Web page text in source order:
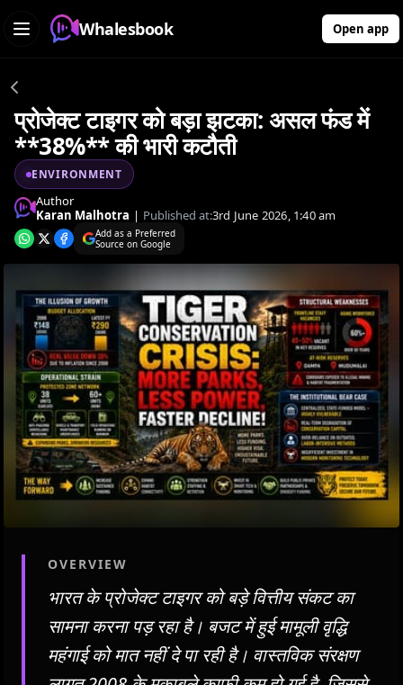
Whalesbook Open app
प्रोजेक्ट टाइगर को बड़ा झटका: असल फंड में
**38%** की भारी कटौती
ENVIRONMENT
Author
Karan Malhotra | Published at:3rd June 2026, 1:40 am
Add as a Preferred
Source on Google
OVERVIEW
भारत के प्रोजेक्ट टाइगर को बड़े वित्तीय संकट का
सामना करना पड़ रहा है। बजट में हुई मामूली वृद्धि
महंगाई को मात नहीं दे पा रही है। वास्तविक संरक्षण